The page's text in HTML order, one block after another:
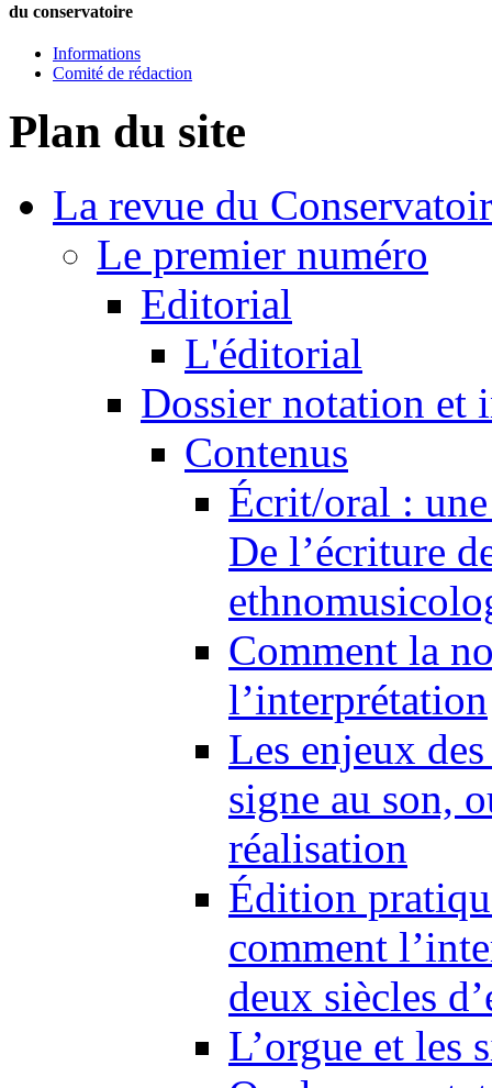
du conservatoire
Informations
Comité de rédaction
Plan du site
La revue du
Le premier numéro
Editorial
L'éditorial
Dossier notation et
Contenus
Écrit/oral :
De l’écriture
Comment la
l’interprétation
Les enjeux
signe au son,
réalisation
Édition
comment
deux siècles
L’orgue et les